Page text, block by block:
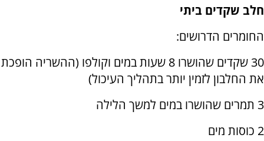
חלב שקדים ביתי
החומרים הדרושים:
30 שקדים שהושרו 8 שעות במים וקולפו (ההשריה הופכת
את החלבון לזמין יותר בתהליך העיכול)
3 תמרים שהושרו במים למשך הלילה
2 כוסות מים